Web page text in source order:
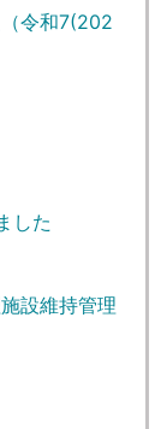
令和7(202
した
設維持管理